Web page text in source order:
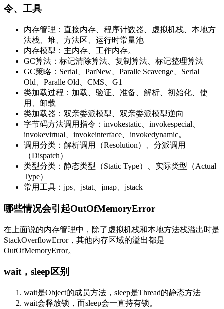
令、工具
内存管理：直接内存、程序计数器、虚拟机栈、本地方
法栈、堆、方法区、运行时常量池
内存模型：主内存、工作内存。
GC算法：标记清除算法、复制算法、标记整理算法
GC策略：Serial、ParNew、Paralle Scavenge、Serial
Old、Paralle Old、CMS、G1
类加载过程：加载、验证、准备、解析、初始化、使
用、卸载
类加载器：双亲委派模型、双亲委派模型逆向
字节码方法调用指令：invokestatic、invokespecial、
invokevirtual、invokeinterface、invokedynamic。
调用分类：解析调用（Resolution）、分派调用
（Dispatch）
类型分类：静态类型（Static Type）、实际类型（Actual
Type）
常用工具：jps、jstat、jmap、jstack
哪些情况会引起OutOfMemoryError
在上面说的内存管理中，除了虚拟机栈和本地方法栈溢出时是
StackOverflowError，其他内存区域的溢出都是
OutOfMemoryError。
wait，sleep区别
wait是Object的成员方法，sleep是Thread的静态方法
wait会释放锁，而sleep会一直持有锁。